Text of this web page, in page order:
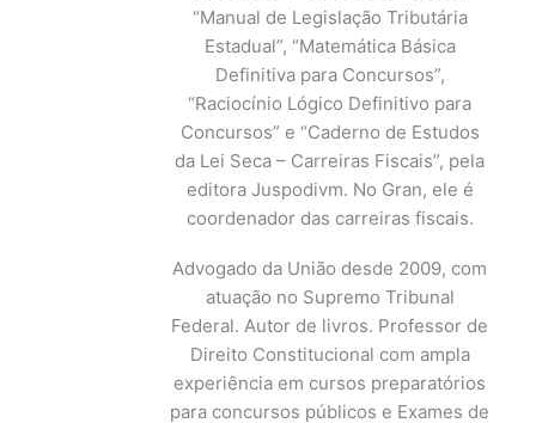
“Manual de Legislação Tributária
Estadual”, “Matemática Básica
Definitiva para Concursos”,
“Raciocínio Lógico Definitivo para
Concursos” e “Caderno de Estudos
da Lei Seca – Carreiras Fiscais”, pela
editora Juspodivm. No Gran, ele é
coordenador das carreiras fiscais.
Advogado da União desde 2009, com
atuação no Supremo Tribunal
Federal. Autor de livros. Professor de
Direito Constitucional com ampla
experiência em cursos preparatórios
para concursos públicos e Exames de